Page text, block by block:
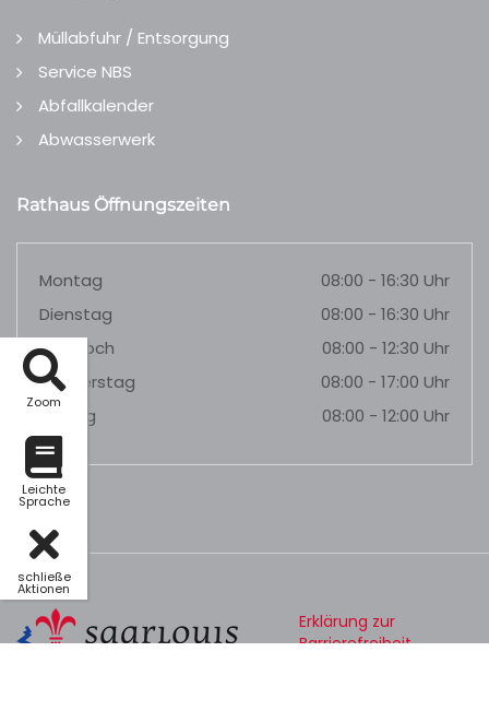
Zoom
Leichte
Sprache
schließe
Aktionen
Müllabfuhr / Entsorgung
Service NBS
Abfallkalender
Abwasserwerk
Rathaus Öffnungszeiten
Montag
08:00 - 16:30 Uhr
Dienstag
08:00 - 16:30 Uhr
Mittwoch
08:00 - 12:30 Uhr
Donnerstag
08:00 - 17:00 Uhr
Freitag
08:00 - 12:00 Uhr
Erklärung zur
Barrierefreiheit